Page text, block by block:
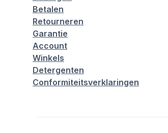
Betalen
Retourneren
Garantie
Account
Winkels
Detergenten
Conformiteitsverklaringen